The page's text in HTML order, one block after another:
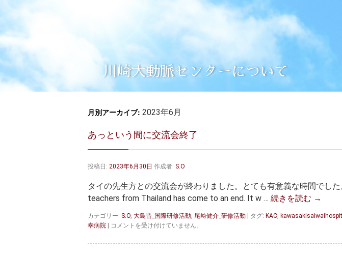
川崎大動脈センターについて
月別アーカイブ: 2023年6月
あっという間に交流会終了
投稿日: 2023年6月30日 作成者: S.O
タイの先生方との交流会が終わりました。とても有意義な時間でし
teachers from Thailand has come to an end. It w … 続きを読む →
カテゴリー: S.O, 大島晋_国際研修活動, 尾﨑健介_研修活動 タグ: KAC,
幸病院
あ
と
コメントを受け付けていません。